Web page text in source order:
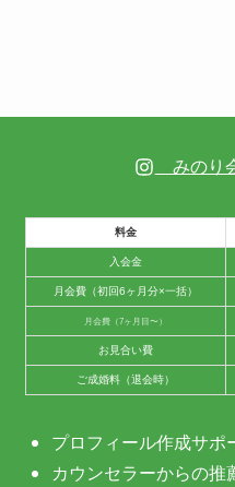
みのり
料金
入会金
月会費（初回6ヶ月分×一括）
月会費（7ヶ月目〜）
お見合い費
ご成婚料（退会時）
プロフィール作成サポ
カウンセラーからの推